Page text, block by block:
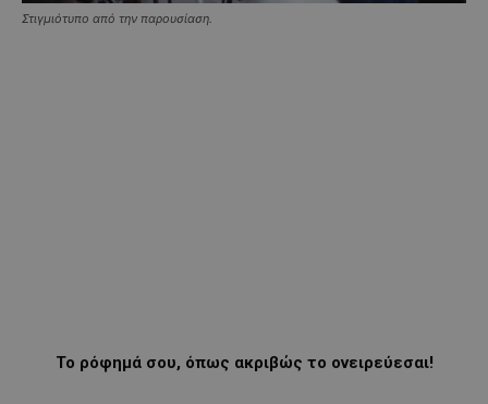
Στιγμιότυπο από την παρουσίαση.
Το ρόφημά σου, όπως ακριβώς το ονειρεύεσαι!